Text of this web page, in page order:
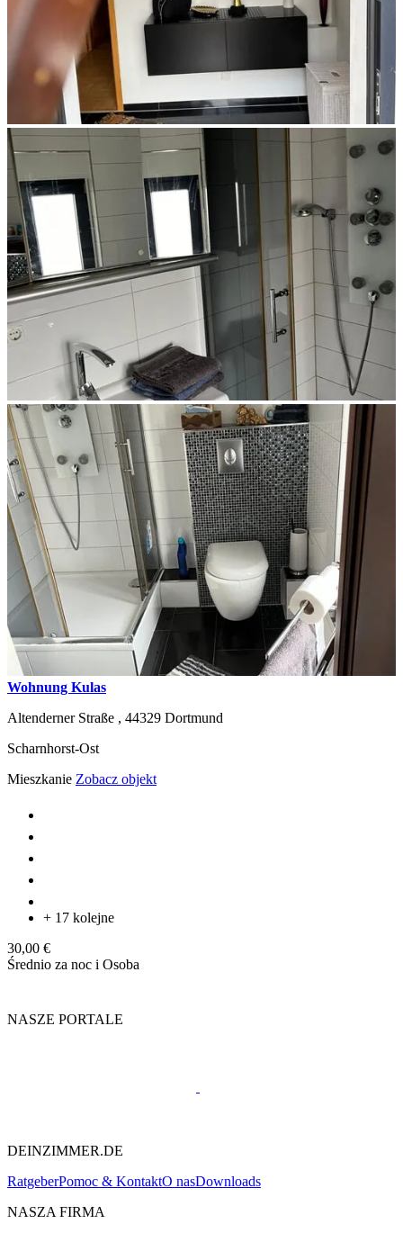
Wohnung Kulas
Altenderner Straße , 44329 Dortmund
Scharnhorst-Ost
Mieszkanie Zobacz objekt
+ 17 kolejne
30,00 €
Średnio za noc i Osoba
NASZE PORTALE
DEINZIMMER.DE
RatgeberPomoc & KontaktO nasDownloads
NASZA FIRMA